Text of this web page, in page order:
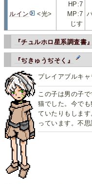
ルイン <光>
HP:7
MP:7
じす
『チュルホロ星系調査書』
『ぢきゅうぢそく』
プレイアブルキ
この子は男の子
猫でした。今で
ていたりもしま
っています。不思